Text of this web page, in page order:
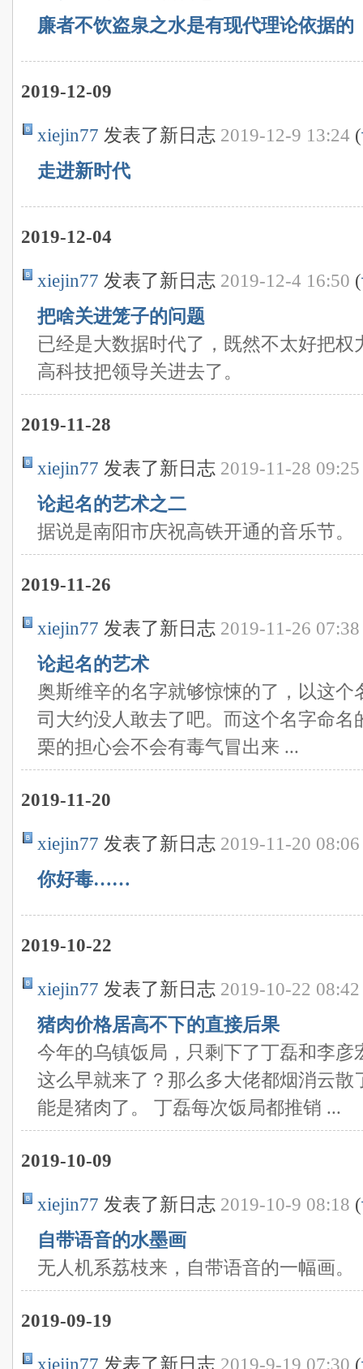
廉者不饮盗泉之水是有现代理论依据的
2019-12-09
xiejin77 发表了新日志 2019-12-9 13:24 (
走进新时代
2019-12-04
xiejin77 发表了新日志 2019-12-4 16:50 (
把啥关进笼子的问题
已经是大数据时代了，既然不太好把权
高科技把领导关进去了。
2019-11-28
xiejin77 发表了新日志 2019-11-28 09:25
论起名的艺术之二
据说是南阳市庆祝高铁开通的音乐节。
2019-11-26
xiejin77 发表了新日志 2019-11-26 07:38
论起名的艺术
奥斯维辛的名字就够惊悚的了，以这个
司大约没人敢去了吧。而这个名字命
栗的担心会不会有毒气冒出来 ...
2019-11-20
xiejin77 发表了新日志 2019-11-20 08:06
你好毒……
2019-10-22
xiejin77 发表了新日志 2019-10-22 08:42
猪肉价格居高不下的直接后果
今年的乌镇饭局，只剩下了丁磊和李彦
这么早就来了？那么多大佬都烟消云
能是猪肉了。 丁磊每次饭局都推销 ...
2019-10-09
xiejin77 发表了新日志 2019-10-9 08:18 (
自带语音的水墨画
无人机系荔枝来，自带语音的一幅画。
2019-09-19
xiejin77 发表了新日志 2019-9-19 07:30 (